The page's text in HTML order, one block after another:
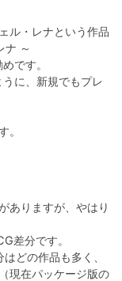
ル・レナという作品
ナ ～
です。
に、新規でもプレ
。
ありますが、やはり
差分です。
どの作品も多く、
現在パッケージ版の